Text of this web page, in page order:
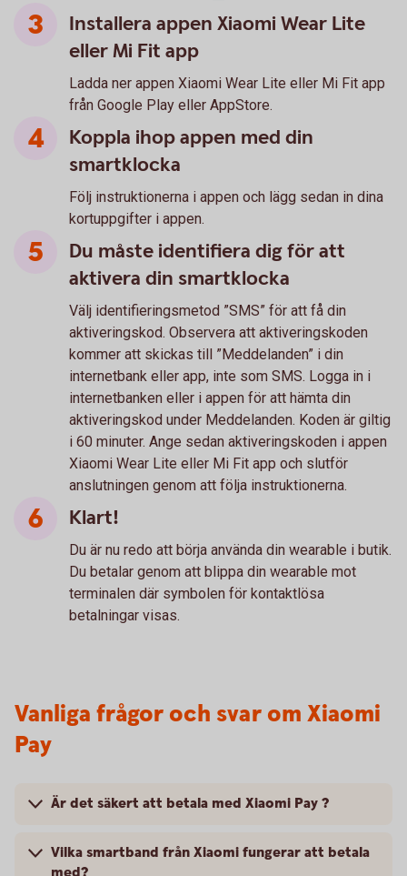
Installera appen Xiaomi Wear Lite
eller Mi Fit app
Ladda ner appen Xiaomi Wear Lite eller Mi Fit app
från Google Play eller AppStore.
Koppla ihop appen med din
smartklocka
Följ instruktionerna i appen och lägg sedan in dina
kortuppgifter i appen.
Du måste identifiera dig för att
aktivera din smartklocka
Välj identifieringsmetod ”SMS” för att få din
aktiveringskod. Observera att aktiveringskoden
kommer att skickas till ”Meddelanden” i din
internetbank eller app, inte som SMS. Logga in i
internetbanken eller i appen för att hämta din
aktiveringskod under Meddelanden. Koden är giltig
i 60 minuter. Ange sedan aktiveringskoden i appen
Xiaomi Wear Lite eller Mi Fit app och slutför
anslutningen genom att följa instruktionerna.
Klart!
Du är nu redo att börja använda din wearable i butik.
Du betalar genom att blippa din wearable mot
terminalen där symbolen för kontaktlösa
betalningar visas.
Vanliga frågor och svar om Xiaomi
Pay
Är det säkert att betala med Xiaomi Pay ?
Vilka smartband från Xiaomi fungerar att betala